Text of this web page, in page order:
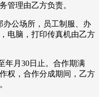
管理由乙方负责。
办公场所，员工制服、办
电脑，打印传真机由乙方
年月30日止。合作期满
权，合作分成期间，乙方